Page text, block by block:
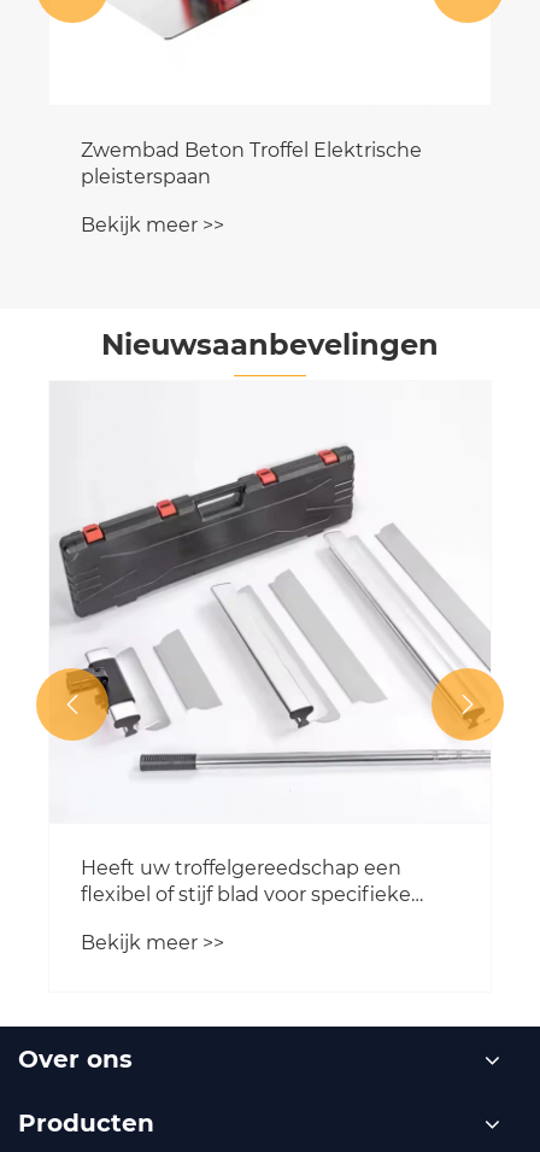
Zwembad Beton Troffel Elektrische
pleisterspaan
Bekijk meer >>
Nieuwsaanbevelingen
Heeft uw troffelgereedschap een
flexibel of stijf blad voor specifieke
Bekijk meer >>
 
Over ons
Producten